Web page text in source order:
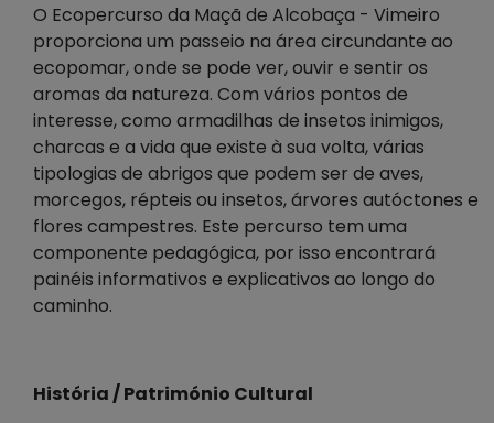
O Ecopercurso da Maçã de Alcobaça - Vimeiro
proporciona um passeio na área circundante ao
ecopomar, onde se pode ver, ouvir e sentir os
aromas da natureza. Com vários pontos de
interesse, como armadilhas de insetos inimigos,
charcas e a vida que existe à sua volta, várias
tipologias de abrigos que podem ser de aves,
morcegos, répteis ou insetos, árvores autóctones e
flores campestres. Este percurso tem uma
componente pedagógica, por isso encontrará
painéis informativos e explicativos ao longo do
caminho.
História / Património Cultural